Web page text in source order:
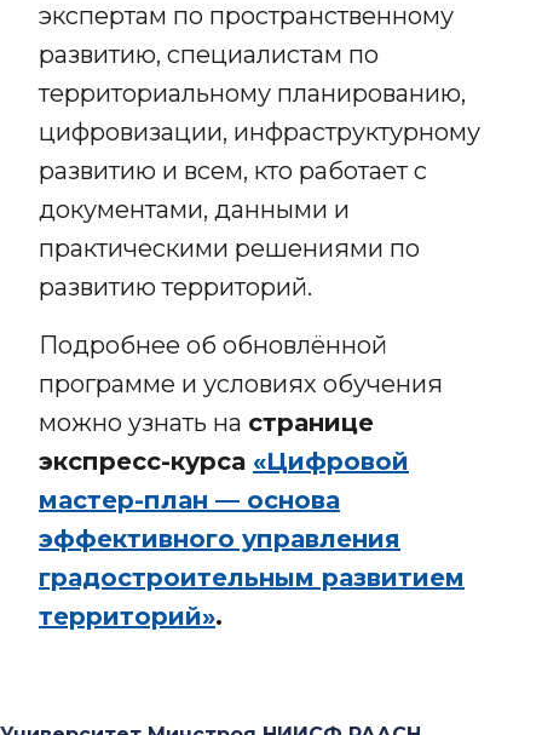
экспертам по пространственному
развитию, специалистам по
территориальному планированию,
цифровизации, инфраструктурному
развитию и всем, кто работает с
документами, данными и
практическими решениями по
развитию территорий.
Подробнее об обновлённой
программе и условиях обучения
можно узнать на странице
экспресс-курса «Цифровой
мастер-план — основа
эффективного управления
градостроительным развитием
территорий».